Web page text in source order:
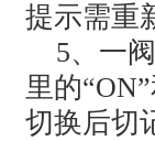
提示需重
5、一
里的“ON
切换后切